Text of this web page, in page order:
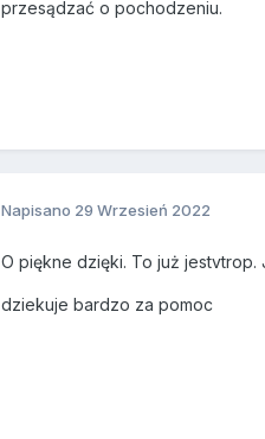
przesądzać o pochodzeniu.
Napisano 29 Wrzesień 2022
O piękne dzięki. To już
dziekuje bardzo za pomoc